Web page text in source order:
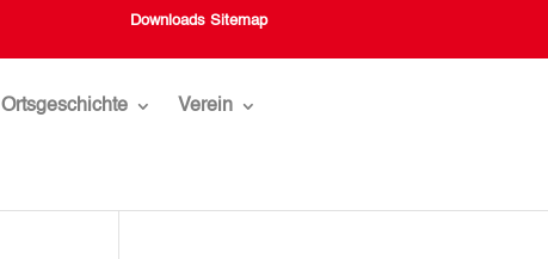
Downloads Sitemap
Ortsgeschichte
Verein